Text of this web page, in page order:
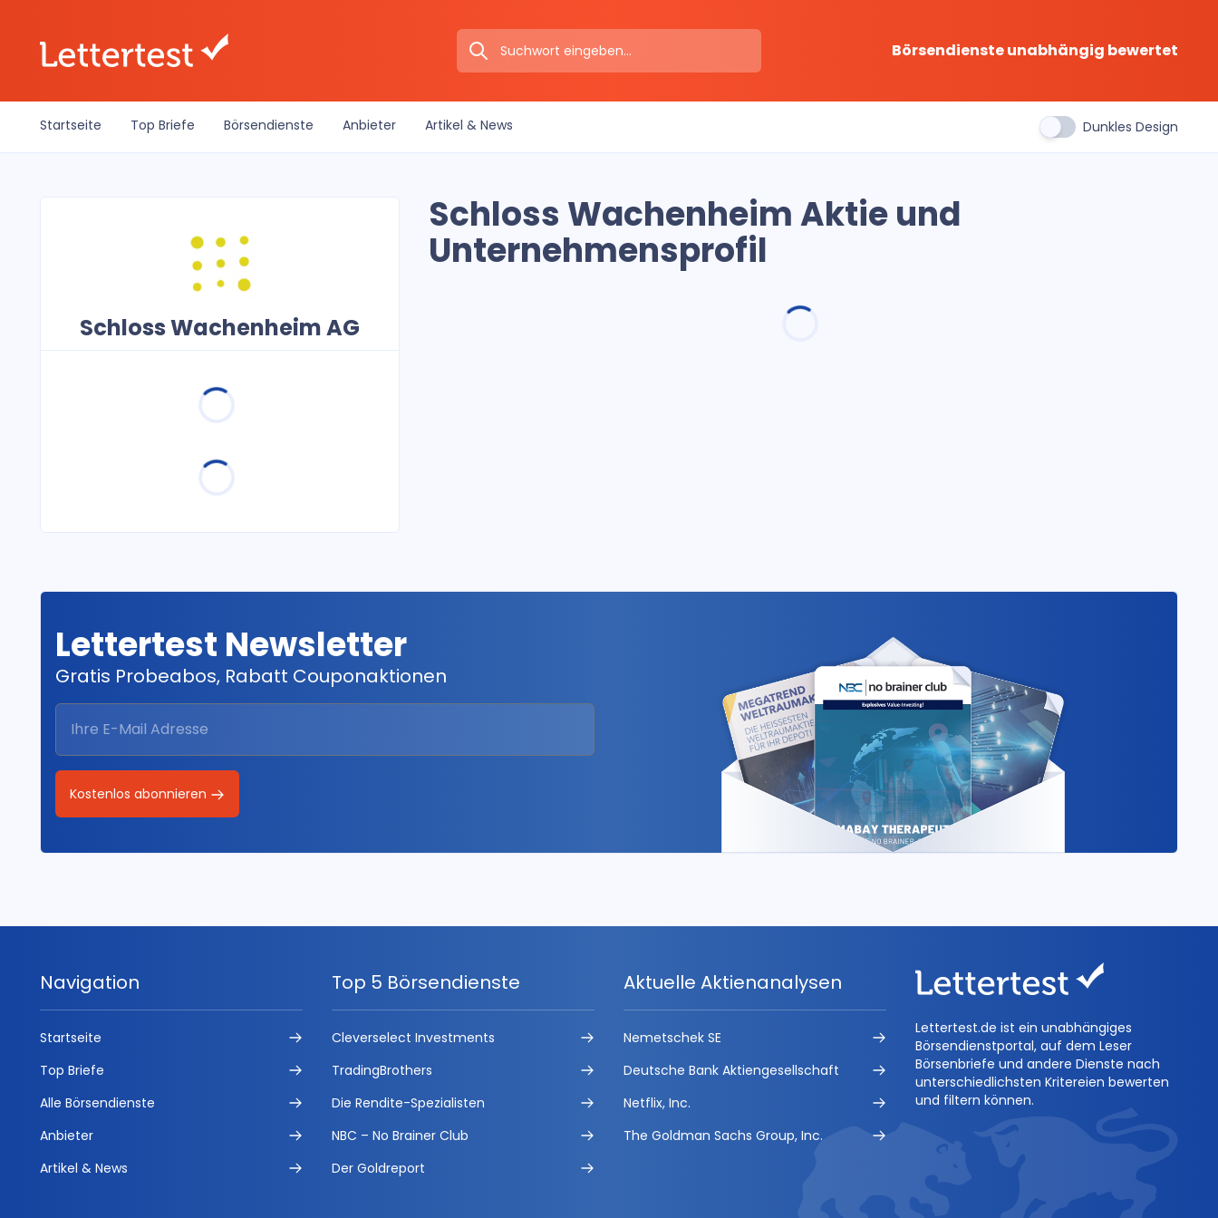
Börsendienste unabhängig bewertet
Startseite Top Briefe Börsendienste Anbieter Artikel & News Dunkles Design
Schloss Wachenheim AG
Schloss Wachenheim Aktie und
Unternehmensprofil
Lettertest Newsletter
Gratis Probeabos, Rabatt Couponaktionen
Kostenlos abonnieren
Navigation
Startseite
Top Briefe
Alle Börsendienste
Anbieter
Artikel & News
Top 5 Börsendienste
Cleverselect Investments
TradingBrothers
Die Rendite-Spezialisten
NBC – No Brainer Club
Der Goldreport
Aktuelle Aktienanalysen
Nemetschek SE
Deutsche Bank Aktiengesellschaft
Netflix, Inc.
The Goldman Sachs Group, Inc.
Lettertest.de ist ein unabhängiges
Börsendienstportal, auf dem Leser
Börsenbriefe und andere Dienste nach
unterschiedlichsten Kritereien bewerten
und filtern können.